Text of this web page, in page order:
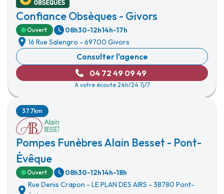
Confiance Obsèques - Givors
Ouvert 08h30-12h14h-17h
16 Rue Salengro - 69700 Givors
Consulter l'agence
04 72 49 09 49
A votre écoute 24h/24 7j/7
Pompes Funèbres Alain Besset - Pont-
Évêque
37.7km
Ouvert 08h30-12h14h-18h
Rue Denis Crapon - LE PLAN DES AIRS - 38780 Pont-